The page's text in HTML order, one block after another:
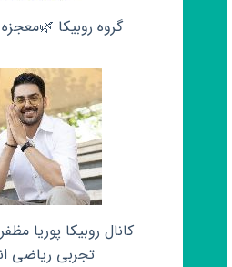
گروه روبیکا
کانال روبیکا پوریا
تجربی ریاضی